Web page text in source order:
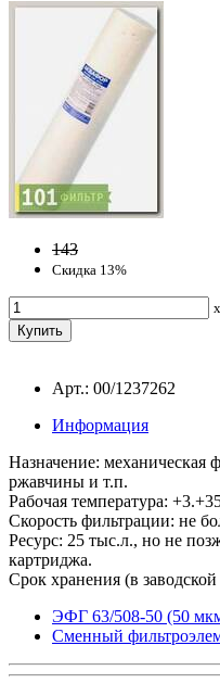
143
Скидка 13%
x
Арт.: 00/1237262
Информация
Назначение: механическая
ржавчины и т.п.
Рабочая температура:
Скорость фильтрации: не
Ресурс: 25 тыс.л., но не
картриджа.
Срок хранения (в
ЭФГ 63/508-50 (50
Сменный